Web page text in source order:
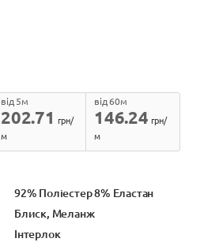
202.71
від 5м
грн/
м
146.24
від 60м
грн/
м
92% Поліестер 8% Еластан
Блиск, Меланж
Інтерлок